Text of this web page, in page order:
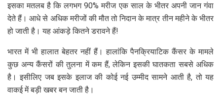
इसका मतलब है कि लगभग 90% मरीज एक साल के भीतर अपनी जान गंवा
देते हैं। आधे से अधिक मरीजों की मौत तो निदान के मात्र तीन महीने के भीतर
हो जाती है। यह आंकड़े कितने डरावने हैं!
भारत में भी हालात बेहतर नहीं हैं। हालांकि पैनक्रियाटिक कैंसर के मामले
कुछ अन्य कैंसरों की तुलना में कम हैं, लेकिन इसकी घातकता सबसे अधिक
है। इसीलिए जब इसके इलाज की कोई नई उम्मीद सामने आती है, तो यह
वाकई में बड़ी खबर बन जाती है।